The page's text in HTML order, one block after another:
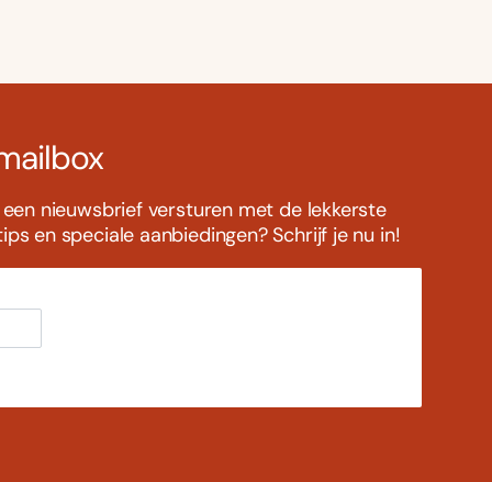
nieuwsbrief versturen met de lekkerste
en speciale aanbiedingen? Schrijf je nu in!